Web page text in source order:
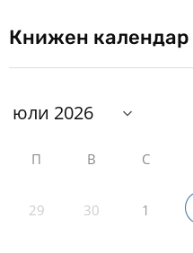
Книжен календар
П В С
29 30 1